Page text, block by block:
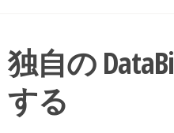
独自の
する